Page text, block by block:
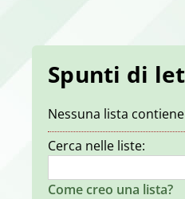
Spunti di
Nessuna lista
Cerca nelle liste:
Come creo una lista?